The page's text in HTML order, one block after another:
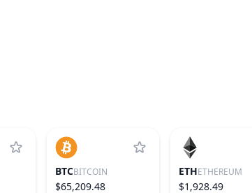
BTCBITCOIN
$65,209.48
ETHETHEREUM
$1,928.49